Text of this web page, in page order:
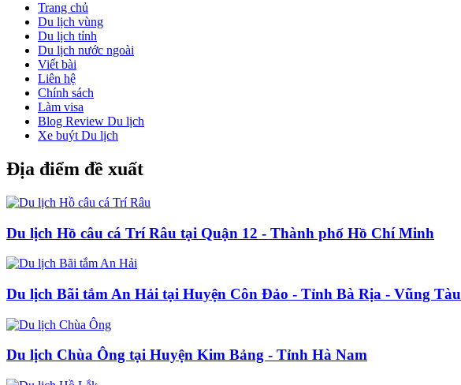
Trang chủ
Du lịch vùng
Du lịch tỉnh
Du lịch nước ngoài
Viết bài
Liên hệ
Chính sách
Làm visa
Blog Review Du lịch
Xe buýt Du lịch
Địa điểm đề xuất
Du lịch Hồ câu cá Trí Râu tại Quận 12 - Thành phố Hồ Chí Minh
Du lịch Bãi tắm An Hải tại Huyện Côn Đảo - Tỉnh Bà Rịa - Vũng Tàu
Du lịch Chùa Ông tại Huyện Kim Bảng - Tỉnh Hà Nam